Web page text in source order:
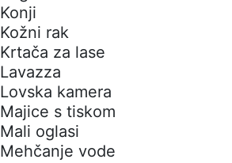
Konji
Kožni rak
Krtača za lase
Lavazza
Lovska kamera
Majice s tiskom
Mali oglasi
Mehčanje vode